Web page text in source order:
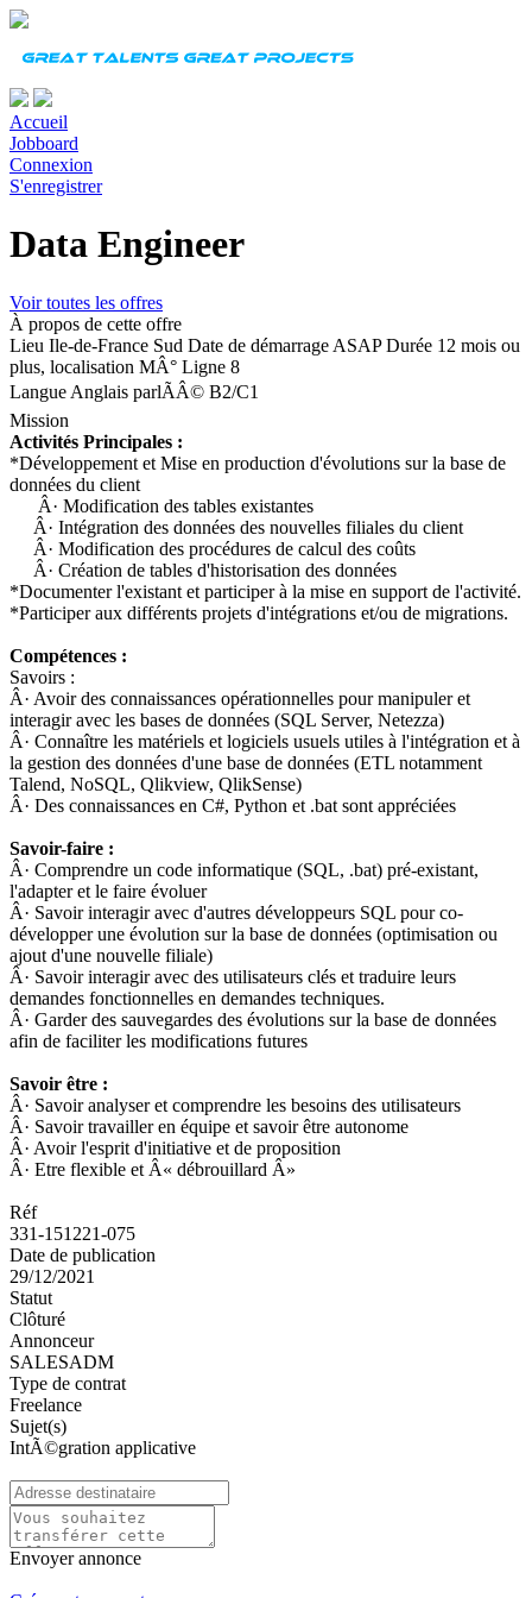
Accueil
Jobboard
Connexion
S'enregistrer
Data Engineer
Voir toutes les offres
À propos de cette offre
Lieu Ile-de-France Sud Date de démarrage ASAPDurée 12 mois ou
plus, localisation MÂ° Ligne 8
Langue Anglais parlÃÂ© B2/C1
Mission
Activités Principales :
*Développement et Mise en production d'évolutions sur la base de
données du client
Â· Modification des tables existantes
Â· Intégration des données des nouvelles filiales du client
Â· Modification des procédures de calcul des coûts
Â· Création de tables d'historisation des données
*Documenter l'existant et participer à la mise en support de l'activité.
*Participer aux différents projets d'intégrations et/ou de migrations.
Compétences :
Savoirs :
Â· Avoir des connaissances opérationnelles pour manipuler et
interagir avec les bases de données (SQL Server, Netezza)
Â· Connaître les matériels et logiciels usuels utiles à l'intégration et à
la gestion des données d'une base de données (ETL notamment
Talend, NoSQL, Qlikview, QlikSense)
Â· Des connaissances en C#, Python et .bat sont appréciées
Savoir-faire :
Â· Comprendre un code informatique (SQL, .bat) pré-existant,
l'adapter et le faire évoluer
Â· Savoir interagir avec d'autres développeurs SQL pour co-
développer une évolution sur la base de données (optimisation ou
ajout d'une nouvelle filiale)
Â· Savoir interagir avec des utilisateurs clés et traduire leurs
demandes fonctionnelles en demandes techniques.
Â· Garder des sauvegardes des évolutions sur la base de données
afin de faciliter les modifications futures
Savoir être :
Â· Savoir analyser et comprendre les besoins des utilisateurs
Â· Savoir travailler en équipe et savoir être autonome
Â· Avoir l'esprit d'initiative et de proposition
Â· Etre flexible et Â« débrouillard Â»
Réf
331-151221-075
Date de publication
29/12/2021
Statut
Clôturé
Annonceur
SALESADM
Type de contrat
Freelance
Sujet(s)
IntÃ©gration applicative
Envoyer annonce